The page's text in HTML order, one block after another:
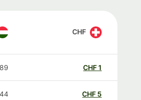
CHF
CHF
389
CHF